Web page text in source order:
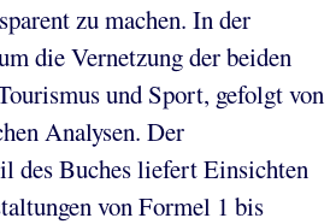
zu machen. In der
die Vernetzung der beiden
und Sport, gefolgt von
Analysen. Der
des Buches liefert Einsichten
von Formel 1 bis